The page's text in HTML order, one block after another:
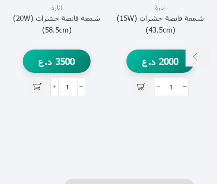
انارة
شمعة قانصة حشرات (15W)
(43.5cm)
2000 د.ع
انارة
شمعة قانصة حشرات (20W)
(58.5cm)
3500 د.ع